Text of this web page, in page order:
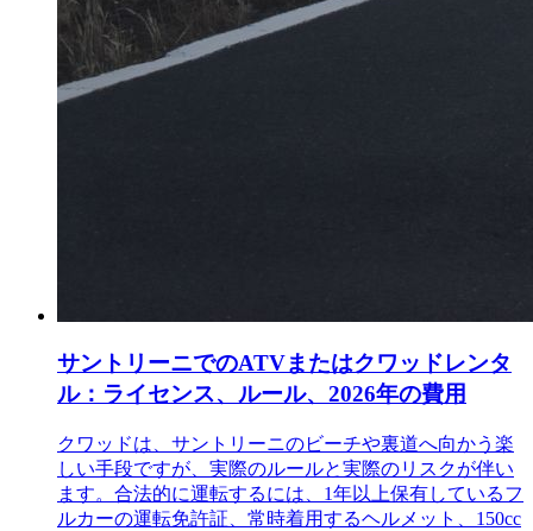
サントリーニでのATVまたはクワッドレンタ
ル：ライセンス、ルール、2026年の費用
クワッドは、サントリーニのビーチや裏道へ向かう楽
しい手段ですが、実際のルールと実際のリスクが伴い
ます。合法的に運転するには、1年以上保有しているフ
ルカーの運転免許証、常時着用するヘルメット、150cc